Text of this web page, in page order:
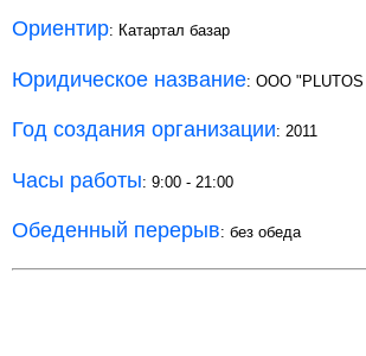
Ориентир: Катартал базар
Юридическое название: OOO
Год создания организации: 2011
Часы работы: 9:00 - 21:00
Обеденный перерыв: без обеда